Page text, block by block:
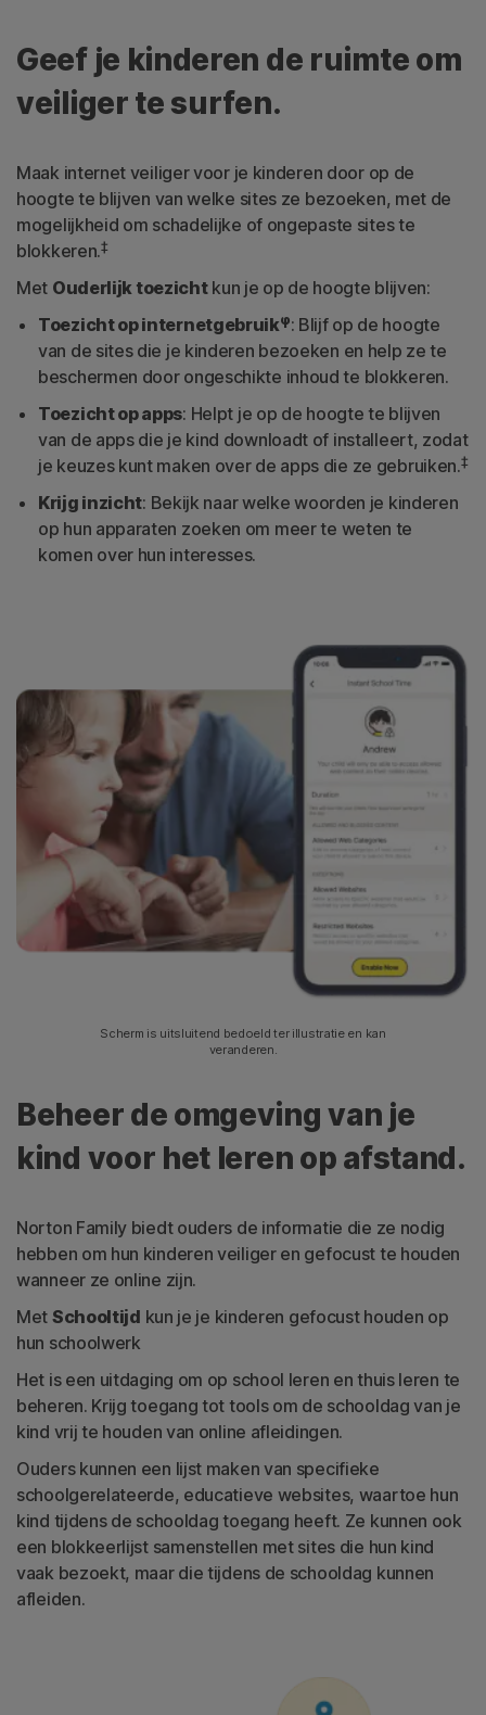
Geef je kinderen de ruimte om
veiliger te surfen.
Maak internet veiliger voor je kinderen door op de
hoogte te blijven van welke sites ze bezoeken, met de
mogelijkheid om schadelijke of ongepaste sites te
blokkeren.‡
Met Ouderlijk toezichtkun je op de hoogte blijven:
Toezicht op internetgebruikφ: Blijf op de hoogte
van de sites die je kinderen bezoeken en help ze te
beschermen door ongeschikte inhoud te blokkeren.
Toezicht op apps: Helpt je op de hoogte te blijven
van de apps die je kind downloadt of installeert, zodat
je keuzes kunt maken over de apps die ze gebruiken.‡
Krijg inzicht: Bekijk naar welke woorden je kinderen
op hun apparaten zoeken om meer te weten te
komen over hun interesses.
Scherm is uitsluitend bedoeld ter illustratie en kan
veranderen.
Beheer de omgeving van je
kind voor het leren op afstand.
Norton Family biedt ouders de informatie die ze nodig
hebben om hun kinderen veiliger en gefocust te houden
wanneer ze online zijn.
Met Schooltijd kun je je kinderen gefocust houden op
hun schoolwerk
Het is een uitdaging om op school leren en thuis leren te
beheren. Krijg toegang tot tools om de schooldag van je
kind vrij te houden van online afleidingen.
Ouders kunnen een lijst maken van specifieke
schoolgerelateerde, educatieve websites, waartoe hun
kind tijdens de schooldag toegang heeft. Ze kunnen ook
een blokkeerlijst samenstellen met sites die hun kind
vaak bezoekt, maar die tijdens de schooldag kunnen
afleiden.